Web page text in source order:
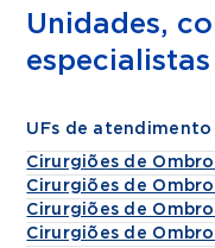
Unidades,
UFs de atendimento
Cirurgiões de
Cirurgiões de Ombro
Cirurgiões de
Cirurgiões de